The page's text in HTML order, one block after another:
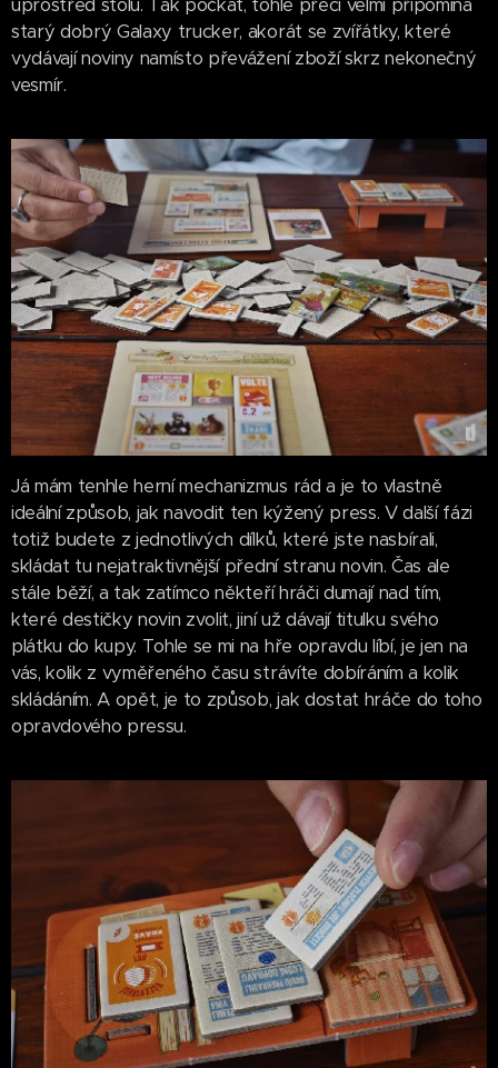
uprostřed stolu. Tak počkat, tohle přeci velmi připomíná
starý dobrý Galaxy trucker, akorát se zvířátky, které
vydávají noviny namísto převážení zboží skrz nekonečný
vesmír.
Já mám tenhle herní mechanizmus rád a je to vlastně
ideální způsob, jak navodit ten kýžený press. V další fázi
totiž budete z jednotlivých dílků, které jste nasbírali,
skládat tu nejatraktivnější přední stranu novin. Čas ale
stále běží, a tak zatímco někteří hráči dumají nad tím,
které destičky novin zvolit, jiní už dávají titulku svého
plátku do kupy. Tohle se mi na hře opravdu líbí, je jen na
vás, kolik z vyměřeného času strávíte dobíráním a kolik
skládáním. A opět, je to způsob, jak dostat hráče do toho
opravdového pressu.